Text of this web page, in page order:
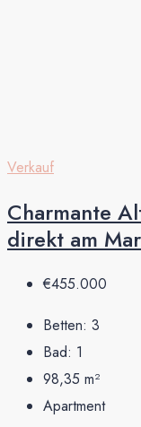
Verkauf
Charmante
direkt am
€455.000
Betten: 3
Bad: 1
98,35 m²
Apartment